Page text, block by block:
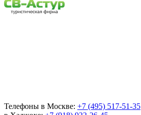
Телефоны в Москве: +7 (495) 517-51-35